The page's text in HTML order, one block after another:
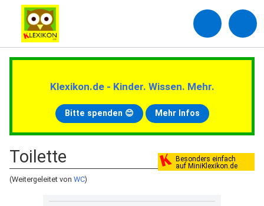
Klexikon.de - Kinder. Wissen. Mehr.
Bitte spenden 😊 Mehr Infos
Besonders einfach
auf MiniKlexikon.de
Toilette
(Weitergeleitet von WC)